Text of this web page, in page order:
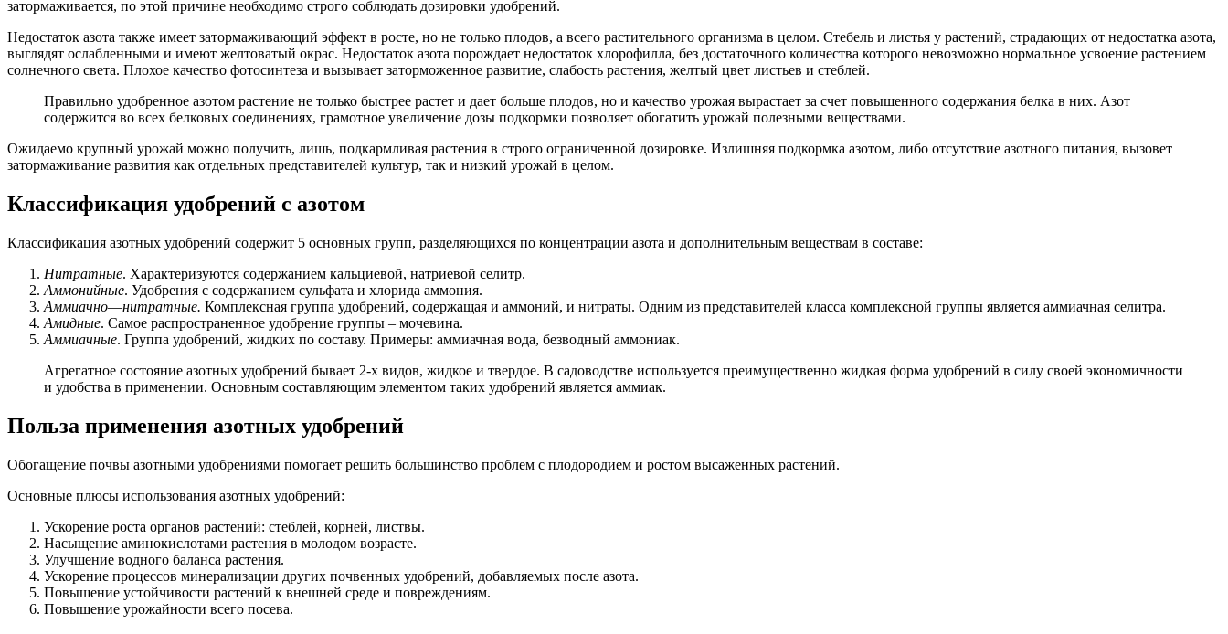
затормаживается, по этой причине необходимо строго соблюдать дозировки удобрений.
Недостаток азота также имеет затормаживающий эффект в росте, но не только плодов, а всего растительного организма в целом. Стебель и листья у растений, страдающих от недостатка азота,
выглядят ослабленными и имеют желтоватый окрас. Недостаток азота порождает недостаток хлорофилла, без достаточного количества которого невозможно нормальное усвоение растением
солнечного света. Плохое качество фотосинтеза и вызывает заторможенное развитие, слабость растения, желтый цвет листьев и стеблей.
Правильно удобренное азотом растение не только быстрее растет и дает больше плодов, но и качество урожая вырастает за счет повышенного содержания белка в них. Азот
содержится во всех белковых соединениях, грамотное увеличение дозы подкормки позволяет обогатить урожай полезными веществами.
Ожидаемо крупный урожай можно получить, лишь, подкармливая растения в строго ограниченной дозировке. Излишняя подкормка азотом, либо отсутствие азотного питания, вызовет
затормаживание развития как отдельных представителей культур, так и низкий урожай в целом.
Классификация удобрений с азотом
Классификация азотных удобрений содержит 5 основных групп, разделяющихся по концентрации азота и дополнительным веществам в составе:
Нитратные. Характеризуются содержанием кальциевой, натриевой селитр.
Аммонийные. Удобрения с содержанием сульфата и хлорида аммония.
Аммиачно—нитратные. Комплексная группа удобрений, содержащая и аммоний, и нитраты. Одним из представителей класса комплексной группы является аммиачная селитра.
Амидные. Самое распространенное удобрение группы – мочевина.
Аммиачные. Группа удобрений, жидких по составу. Примеры: аммиачная вода, безводный аммониак.
Агрегатное состояние азотных удобрений бывает 2-х видов, жидкое и твердое. В садоводстве используется преимущественно жидкая форма удобрений в силу своей экономичности
и удобства в применении. Основным составляющим элементом таких удобрений является аммиак.
Польза применения азотных удобрений
Обогащение почвы азотными удобрениями помогает решить большинство проблем с плодородием и ростом высаженных растений.
Основные плюсы использования азотных удобрений:
Ускорение роста органов растений: стеблей, корней, листвы.
Насыщение аминокислотами растения в молодом возрасте.
Улучшение водного баланса растения.
Ускорение процессов минерализации других почвенных удобрений, добавляемых после азота.
Повышение устойчивости растений к внешней среде и повреждениям.
Повышение урожайности всего посева.